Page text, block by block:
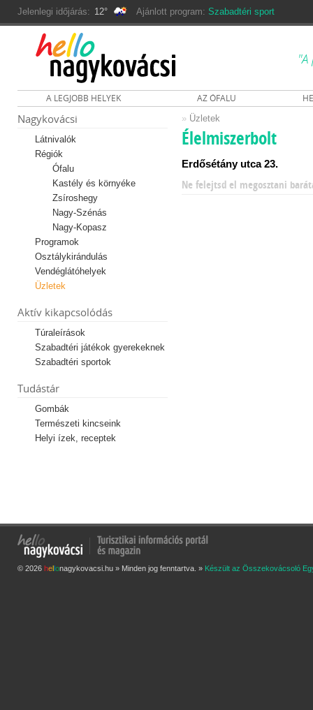
Jelenlegi időjárás: 12° Ajánlott program: Szabadtéri sport
A LEGJOBB HELYEK AZ ÓFALU
Nagykovácsi
Látnivalók
Régiók
Ófalu
Kastély és környéke
Zsíroshegy
Nagy-Szénás
Nagy-Kopasz
Programok
Osztálykirándulás
Vendéglátóhelyek
Üzletek
Aktív kikapcsolódás
Túraleírások
Szabadtéri játékok gyerekeknek
Szabadtéri sportok
Tudástár
Gombák
Természeti kincseink
Helyi ízek, receptek
» Üzletek
Élelmiszerbolt
Erdősétány utca 23.
Ne felejtsd el megosztani
© 2026 he onagykovacsi.hu » Minden jog fenntartva. » Készült az Összekovácsoló